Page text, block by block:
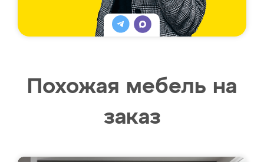
Похожая мебель на
заказ